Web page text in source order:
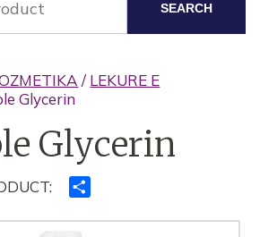
SEARCH
/ LEKURE E
Glycerin
Glycerin